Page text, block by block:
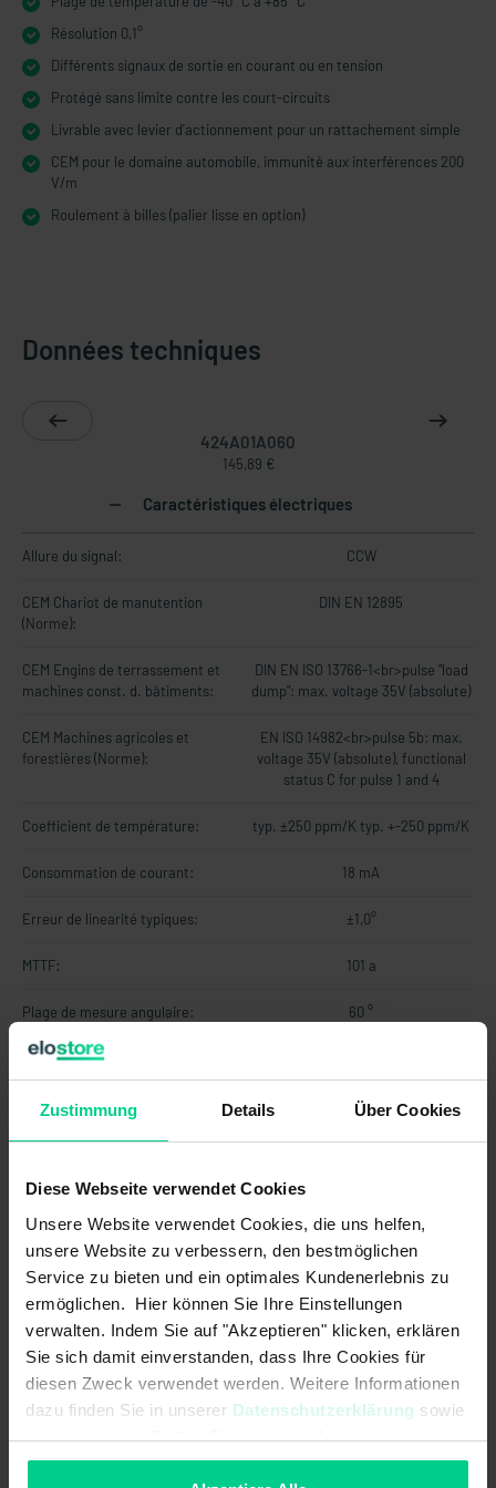
Zustimmung Details Über Cookies
Diese Webseite verwendet Cookies
Unsere Website verwendet Cookies, die uns helfen,
unsere Website zu verbessern, den bestmöglichen
Service zu bieten und ein optimales Kundenerlebnis zu
ermöglichen. Hier können Sie Ihre Einstellungen
verwalten. Indem Sie auf "Akzeptieren" klicken, erklären
Sie sich damit einverstanden, dass Ihre Cookies für
diesen Zweck verwendet werden. Weitere Informationen
dazu finden Sie in unserer Datenschutzerklärung sowie
imImpressum. Sollten Sie hiermit nicht einverstanden
sein, können Sie die Verwendung von Cookies hier
Résolution 0,1°
Différents signaux de sortie en courant ou en tension
Protégé sans limite contre les court-circuits
Livrable avec levier d'actionnement pour un rattachement simple
CEM pour le domaine automobile, immunité aux interférences 200
V/m
Roulement à billes (palier lisse en option)
Données techniques
424A01A060
145,89 €
Caractéristiques électriques
Allure du signal: CCW
CEM Chariot de manutention
(Norme):
DIN EN 12895
CEM Engins de terrassement et
machines const. d. bâtiments:
DIN EN ISO 13766-1<br>pulse "load
dump": max. voltage 35V (absolute)
CEM Machines agricoles et
forestières (Norme):
EN ISO 14982<br>pulse 5b: max.
voltage 35V (absolute), functional
status C for pulse 1 and 4
Coefficient de température: typ. ±250 ppm/K typ. +-250 ppm/K
Consommation de courant: 18 mA
Erreur de linearité typiques: ±1,0°
MTTF: 101 a
Plage de mesure angulaire: 60 °
Protection contre les inversions de
polarité:
par rapport à GND:
Protégé contre les courts-circuits
par rapport à l'alimentation:
Résistance de charge max.: 250 Ohm
Résistance de charge min.: -
Résolution: 0,1 °
Signal de sortie Position
médiane/Position zéro:
12 mA